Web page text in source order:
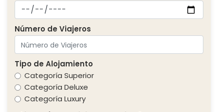
Número de Viajeros
Tipo de Alojamiento
Categoría Superior
Categoría Deluxe
Categoría Luxury